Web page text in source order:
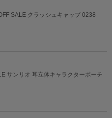
SALE クラッシュキャップ 0238
サンリオ 耳立体キャラクターポーチ